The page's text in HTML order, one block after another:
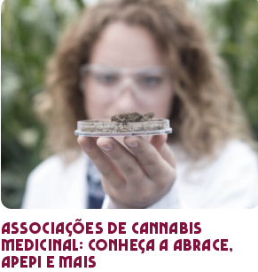
Associações de cannabis
medicinal: conheça a Abrace,
Apepi e mais